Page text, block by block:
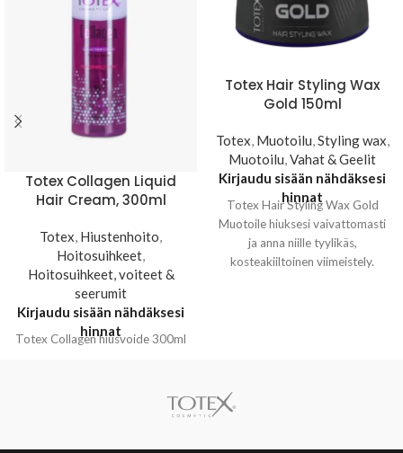
Totex Collagen Liquid
Hair Cream, 300ml
Totex, Hiustenhoito,
Hoitosuihkeet,
Hoitosuihkeet, voiteet &
seerumit
Kirjaudu sisään nähdäksesi
hinnat
Totex Collagen hiusvoide 300ml
Totex Hair Styling Wax
Gold 150ml
Totex, Muotoilu,Styling wax,
Muotoilu,Vahat & Geelit
Kirjaudu sisään nähdäksesi
hinnat
Totex Hair Styling Wax Gold
Muotoile hiuksesi vaivattomasti
ja anna niille tyylikäs,
kosteakiiltoinen viimeistely.
Käyttö: